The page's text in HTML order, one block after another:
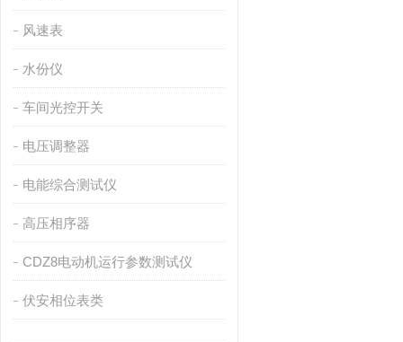
风速表
水份仪
车间光控开关
电压调整器
电能综合测试仪
高压相序器
CDZ8电动机运行参数测试仪
伏安相位表类